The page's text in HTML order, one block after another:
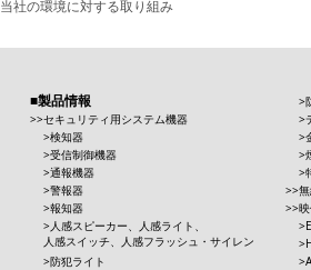
当社の環境に対する取り組み
製品情報
セキュリティ用システム機器
検知器
受信制御機器
通報機器
警報器
報知器
人感スピーカー、人感ライト、
人感スイッチ、人感フラッシュ・サイレン
防犯ライト